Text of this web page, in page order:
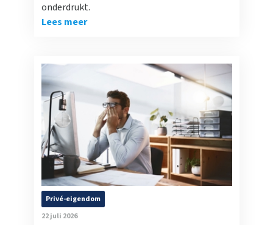
onderdrukt.
Lees meer
Privé-eigendom
22 juli 2026